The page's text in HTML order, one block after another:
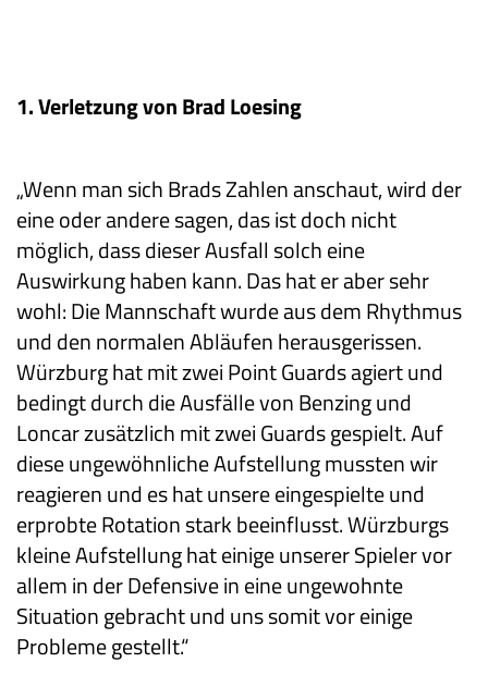
1. Verletzung von Brad Loesing
„Wenn man sich Brads Zahlen anschaut, wird der
eine oder andere sagen, das ist doch nicht
möglich, dass dieser Ausfall solch eine
Auswirkung haben kann. Das hat er aber sehr
wohl: Die Mannschaft wurde aus dem Rhythmus
und den normalen Abläufen herausgerissen.
Würzburg hat mit zwei Point Guards agiert und
bedingt durch die Ausfälle von Benzing und
Loncar zusätzlich mit zwei Guards gespielt. Auf
diese ungewöhnliche Aufstellung mussten wir
reagieren und es hat unsere eingespielte und
erprobte Rotation stark beeinflusst. Würzburgs
kleine Aufstellung hat einige unserer Spieler vor
allem in der Defensive in eine ungewohnte
Situation gebracht und uns somit vor einige
Probleme gestellt.“